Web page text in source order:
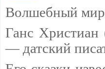
Волшебный мир
Ганс
— датский